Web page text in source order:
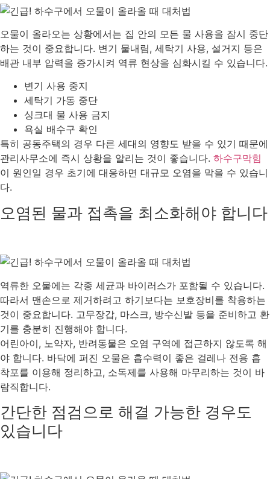
오물이 올라오는 상황에서는 집 안의 모든 물 사용을 잠시 중단
하는 것이 중요합니다. 변기 물내림, 세탁기 사용, 설거지 등은
배관 내부 압력을 증가시켜 역류 현상을 심화시킬 수 있습니다.
변기 사용 중지
세탁기 가동 중단
싱크대 물 사용 금지
욕실 배수구 확인
특히 공동주택의 경우 다른 세대의 영향도 받을 수 있기 때문에
관리사무소에 즉시 상황을 알리는 것이 좋습니다. 하수구막힘
이 원인일 경우 초기에 대응하면 대규모 오염을 막을 수 있습니
다.
오염된 물과 접촉을 최소화해야 합니다
역류한 오물에는 각종 세균과 바이러스가 포함될 수 있습니다.
따라서 맨손으로 제거하려고 하기보다는 보호장비를 착용하는
것이 중요합니다. 고무장갑, 마스크, 방수신발 등을 준비하고 환
기를 충분히 진행해야 합니다.
어린아이, 노약자, 반려동물은 오염 구역에 접근하지 않도록 해
야 합니다. 바닥에 퍼진 오물은 흡수력이 좋은 걸레나 전용 흡
착포를 이용해 정리하고, 소독제를 사용해 마무리하는 것이 바
람직합니다.
간단한 점검으로 해결 가능한 경우도
있습니다